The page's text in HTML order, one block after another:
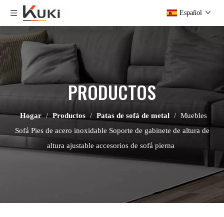
Español
PRODUCTOS
Hogar / Productos / Patas de sofá de metal / Muebles
Sofá Pies de acero inoxidable Soporte de gabinete de altura de
altura ajustable accesorios de sofá pierna